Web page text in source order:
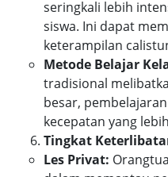
seringkali lebih
siswa. Ini dapat
keterampilan
Metode Belajar
tradisional
besar,
kecepatan yang
Tingkat
Les Privat: